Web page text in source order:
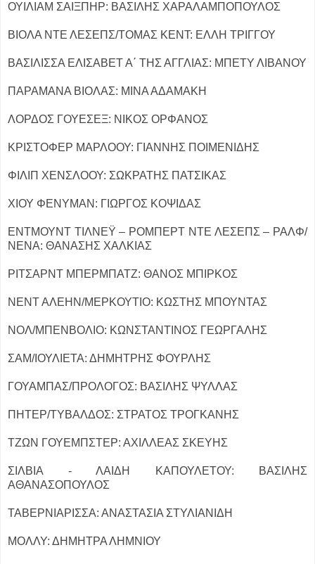
ΟΥΙΛΙΑΜ ΣΑΙΞΠΗΡ: ΒΑΣΙΛΗΣ ΧΑΡΑΛΑΜΠΟΠΟΥΛΟΣ
ΒΙΟΛΑ ΝΤΕ ΛΕΣΕΠΣ/ΤΟΜΑΣ ΚΕΝΤ: ΕΛΛΗ ΤΡΙΓΓΟΥ
ΒΑΣΙΛΙΣΣΑ ΕΛΙΣΑΒΕΤ Α΄ ΤΗΣ ΑΓΓΛΙΑΣ: ΜΠΕΤΥ ΛΙΒΑΝΟΥ
ΠΑΡΑΜΑΝΑ ΒΙΟΛΑΣ: ΜΙΝΑ ΑΔΑΜΑΚΗ
ΛΟΡΔΟΣ ΓΟΥΕΣΕΞ: ΝΙΚΟΣ ΟΡΦΑΝΟΣ
ΚΡΙΣΤΟΦΕΡ ΜΑΡΛΟΟΥ: ΓΙΑΝΝΗΣ ΠΟΙΜΕΝΙΔΗΣ
ΦΙΛΙΠ ΧΕΝΣΛΟΟΥ: ΣΩΚΡΑΤΗΣ ΠΑΤΣΙΚΑΣ
ΧΙΟΥ ΦΕΝΥΜΑΝ: ΓΙΩΡΓΟΣ ΚΟΨΙΔΑΣ
ΕΝΤΜΟΥΝΤ ΤΙΛΝΕΫ – ΡΟΜΠΕΡΤ ΝΤΕ ΛΕΣΕΠΣ – ΡΑΛΦ/
ΝΕΝΑ: ΘΑΝΑΣΗΣ ΧΑΛΚΙΑΣ
ΡΙΤΣΑΡΝΤ ΜΠΕΡΜΠΑΤΖ: ΘΑΝΟΣ ΜΠΙΡΚΟΣ
ΝΕΝΤ ΑΛΕΗΝ/ΜΕΡΚΟΥΤΙΟ: ΚΩΣΤΗΣ ΜΠΟΥΝΤΑΣ
ΝΟΛ/ΜΠΕΝΒΟΛΙΟ: ΚΩΝΣΤΑΝΤΙΝΟΣ ΓΕΩΡΓΑΛΗΣ
ΣΑΜ/ΙΟΥΛΙΕΤΑ: ΔΗΜΗΤΡΗΣ ΦΟΥΡΛΗΣ
ΓΟΥΑΜΠΑΣ/ΠΡΟΛΟΓΟΣ: ΒΑΣΙΛΗΣ ΨΥΛΛΑΣ
ΠΗΤΕΡ/ΤΥΒΑΛΔΟΣ: ΣΤΡΑΤΟΣ ΤΡΟΓΚΑΝΗΣ
ΤΖΩΝ ΓΟΥΕΜΠΣΤΕΡ: ΑΧΙΛΛΕΑΣ ΣΚΕΥΗΣ
ΣΙΛΒΙΑ - ΛΑΙΔΗ ΚΑΠΟΥΛΕΤΟΥ: ΒΑΣΙΛΗΣ
ΑΘΑΝΑΣΟΠΟΥΛΟΣ
ΤΑΒΕΡΝΙΑΡΙΣΣΑ: ΑΝΑΣΤΑΣΙΑ ΣΤΥΛΙΑΝΙΔΗ
ΜΟΛΛΥ: ΔΗΜΗΤΡΑ ΛΗΜΝΙΟΥ